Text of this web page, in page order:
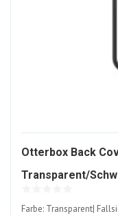
Otterbox Back
Transparent/
Farbe: Transparent|